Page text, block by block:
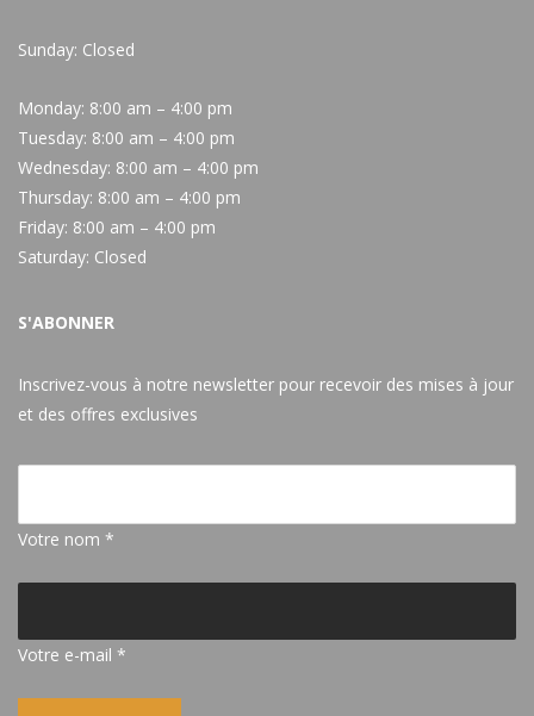
Sunday: Closed
Monday: 8:00 am – 4:00 pm
Tuesday: 8:00 am – 4:00 pm
Wednesday: 8:00 am – 4:00 pm
Thursday: 8:00 am – 4:00 pm
Friday: 8:00 am – 4:00 pm
Saturday: Closed
S'ABONNER
Inscrivez-vous à notre newsletter pour recevoir des mises à jour
et des offres exclusives
Votre nom *
Votre e-mail *